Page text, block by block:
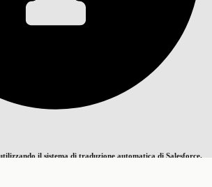
il sistema di traduzione automatica di Salesforce.